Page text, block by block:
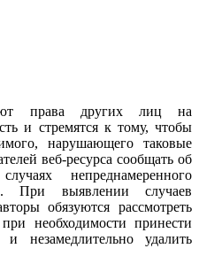
права других лиц на
и стремятся к тому, чтобы
нарушающего таковые
веб-ресурса сообщать об
непреднамеренного
При выявлении случаев
обязуются рассмотреть
необходимости принести
незамедлительно удалить